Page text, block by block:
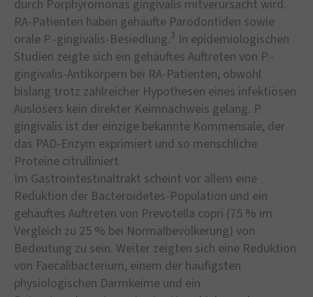
durch Porphyromonas gingivalis mitverursacht wird.
RA-Patienten haben gehäufte Parodontiden sowie
orale P.-gingivalis-Besiedlung. 3 In epidemiologischen
Studien zeigte sich ein gehäuftes Auftreten von P.-
gingivalis-Antikörpern bei RA-Patienten, obwohl
bislang trotz zahlreicher Hypothesen eines infektiösen
Auslösers kein direkter Keimnachweis gelang. P.
gingivalis ist der einzige bekannte Kommensale, der
das PAD-Enzym exprimiert und so menschliche
Proteine citrulliniert.
Im Gastrointestinaltrakt scheint vor allem eine
Reduktion der Bacteroidetes-Population und ein
gehäuftes Auftreten von Prevotella copri (75 % im
Vergleich zu 25 % bei Normalbevölkerung) von
Bedeutung zu sein. Weiter zeigten sich eine Reduktion
von Faecalibacterium, einem der häufigsten
physiologischen Darmkeime und ein